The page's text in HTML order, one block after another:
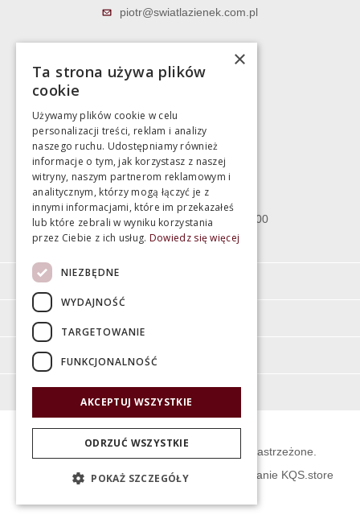
piotr@swiatlazienek.com.pl
783 043 083
Magazyn
Bartycka 24/26 Hala 100
00-716 Warszawa
poniedziałek - piątek 10:00 - 18:00
sobota 10:00 - 15:00
Moje konto
O firmie
© Świat Łazienek XXI w. Wszelkie prawa zastrzeżone.
Projekt graficzny KQSDesign: Oprogramowanie KQS.store
×
Ta strona używa plików
cookie
Używamy plików cookie w celu
personalizacji treści, reklam i analizy
naszego ruchu. Udostępniamy również
informacje o tym, jak korzystasz z naszej
witryny, naszym partnerom reklamowym i
analitycznym, którzy mogą łączyć je z
innymi informacjami, które im przekazałeś
lub które zebrali w wyniku korzystania
przez Ciebie z ich usług. Dowiedz się więcej
NIEZBĘDNE
WYDAJNOŚĆ
TARGETOWANIE
FUNKCJONALNOŚĆ
AKCEPTUJ WSZYSTKIE
ODRZUĆ WSZYSTKIE
POKAŻ SZCZEGÓŁY